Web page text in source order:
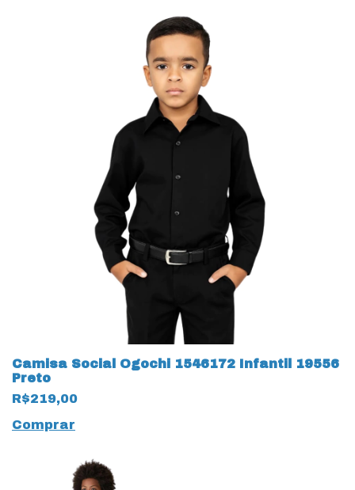
Camisa Social Ogochi 1546172 Infantil 19556
Preto
R$219,00
Comprar